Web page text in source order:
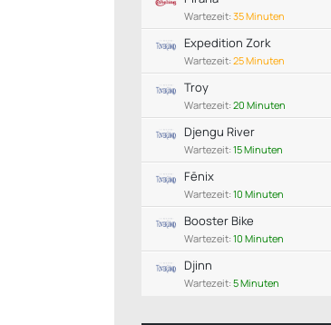
Wartezeit: 35 Minuten
Expedition Zork
Wartezeit: 25 Minuten
Troy
Wartezeit: 20 Minuten
Djengu River
Wartezeit: 15 Minuten
Fēnix
Wartezeit: 10 Minuten
Booster Bike
Wartezeit: 10 Minuten
Djinn
Wartezeit: 5 Minuten